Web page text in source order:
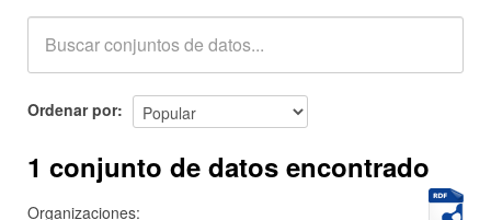
Acerca de
Ordenar por
1 conjunto de datos encontrado
Organizaciones: